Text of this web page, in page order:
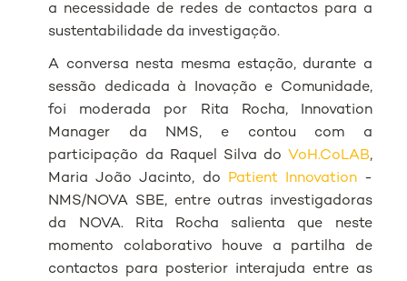
a necessidade de redes de contactos para a
sustentabilidade da investigação.
A conversa nesta mesma estação, durante a
sessão dedicada à Inovação e Comunidade,
foi moderada por Rita Rocha, Innovation
Manager da NMS, e contou com a
participação da Raquel Silva do VoH.CoLAB,
Maria João Jacinto, do Patient Innovation-
NMS/NOVA SBE, entre outras investigadoras
da NOVA. Rita Rocha salienta que neste
momento colaborativo houve a partilha de
contactos para posterior interajuda entre as